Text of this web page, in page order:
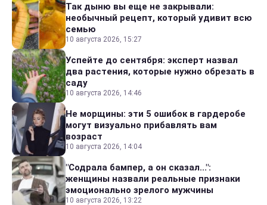
Так дыню вы еще не закрывали:
необычный рецепт, который удивит всю
семью
10 августа 2026, 15:27
Успейте до сентября: эксперт назвал
два растения, которые нужно обрезать в
саду
10 августа 2026, 14:46
Не морщины: эти 5 ошибок в гардеробе
могут визуально прибавлять вам
возраст
10 августа 2026, 14:04
"Содрала бампер, а он сказал...":
женщины назвали реальные признаки
эмоционально зрелого мужчины
10 августа 2026, 13:22